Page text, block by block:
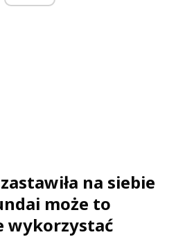
na siebie
może to
wykorzystać